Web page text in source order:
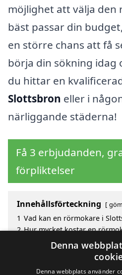
möjlighet att välja den
bäst passar din
en större chans att få
börja din sökning idag
du hittar en
Slottsbron eller i
närliggande städerna!
Få 3 erbjudanden,
förpliktelser
Innehållsförteckning
1 Vad kan en rörmokare i
2 Hur mycket kostar en
Fördelar med att välja
Sök efter en skicklig
Denna
Denna webbplats använder